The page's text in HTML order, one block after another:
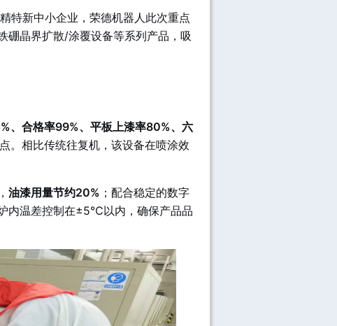
特新中小企业，荣德机器人此次重点
硼晶界扩散/涂覆设备等系列产品，吸
、合格率99%、平板上漆率80%、六
。相比传统往复机，该设备在喷涂效
油漆用量节约20% ；配合稳定的数字
内温差控制在±5℃以内，确保产品品